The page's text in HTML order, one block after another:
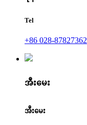
Tel
+86 028-87827362
အီးမေး
အီးမေး